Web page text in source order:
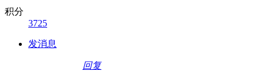
积分
3725
发消息
回复